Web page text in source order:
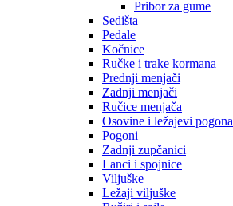
Pribor za gume
Sedišta
Pedale
Kočnice
Ručke i trake kormana
Prednji menjači
Zadnji menjači
Ručice menjača
Osovine i ležajevi pogona
Pogoni
Zadnji zupčanici
Lanci i spojnice
Viljuške
Ležaji viljuške